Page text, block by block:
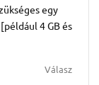
egy
4 GB és
Válasz